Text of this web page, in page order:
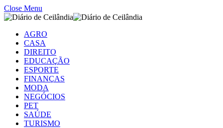
Close Menu
AGRO
CASA
DIREITO
EDUCAÇÃO
ESPORTE
FINANÇAS
MODA
NEGÓCIOS
PET
SAÚDE
TURISMO